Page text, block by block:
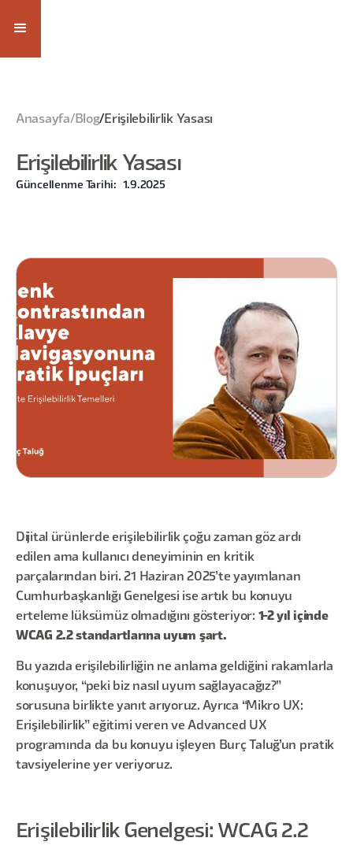
Anasayfa/ Blog/ Erişilebilirlik Yasası
Erişilebilirlik Yasası
Güncellenme Tarihi: 1.9.2025
Dijital ürünlerde erişilebilirlik çoğu zaman göz ardı
edilen ama kullanıcı deneyiminin en kritik
parçalarından biri. 21 Haziran 2025’te yayımlanan
Cumhurbaşkanlığı Genelgesi ise artık bu konuyu
erteleme lüksümüz olmadığını gösteriyor: 1-2 yıl içinde
WCAG 2.2 standartlarına uyum şart.
Bu yazıda erişilebilirliğin ne anlama geldiğini rakamlarla
konuşuyor, “peki biz nasıl uyum sağlayacağız?”
sorusuna birlikte yanıt arıyoruz. Ayrıca “Mikro UX:
Erişilebilirlik” eğitimi veren ve Advanced UX
programında da bu konuyu işleyen Burç Taluğ’un pratik
tavsiyelerine yer veriyoruz.
Erişilebilirlik Genelgesi: WCAG 2.2